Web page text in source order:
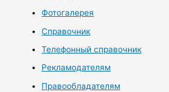
Фотогалерея
Справочник
Телефонный справочник
Рекламодателям
Правообладателям